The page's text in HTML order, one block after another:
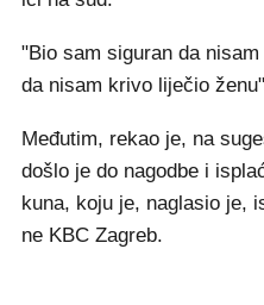
"Bio sam siguran da
da nisam krivo liječio
Međutim, rekao je, na
došlo je do nagodbe i
kuna, koju je, naglasio je,
ne KBC Zagreb.